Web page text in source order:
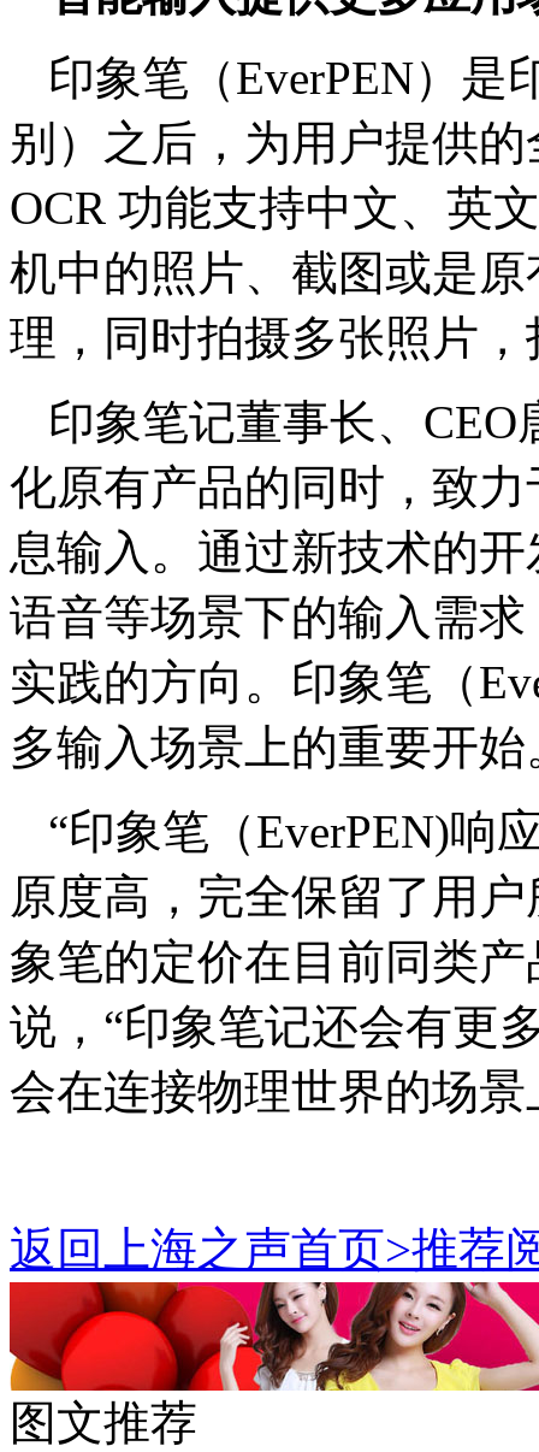
印象笔（EverPEN）是
别）之后，为用户提供
OCR 功能支持中文、英
机中的照片、截图或是
理，同时拍摄多张照片
印象笔记董事长、
化原有产品的同时，致
息输入。通过新技术的
语音等场景下的输入需
实践的方向。印象笔（
多输入场景上的重要开始
“印象笔（EverPEN)响
原度⾼，完全保留了用
象笔的定价在目前同类
说，“印象笔记还会有更
会在连接物理世界的场
返回上海之声首页>推荐
图文推荐